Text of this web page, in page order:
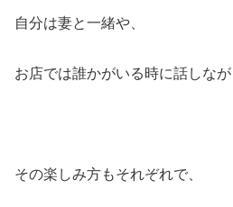
自分は妻と一緒や、
お店では誰かがいる時に話しなが
その楽しみ方もそれぞれで、